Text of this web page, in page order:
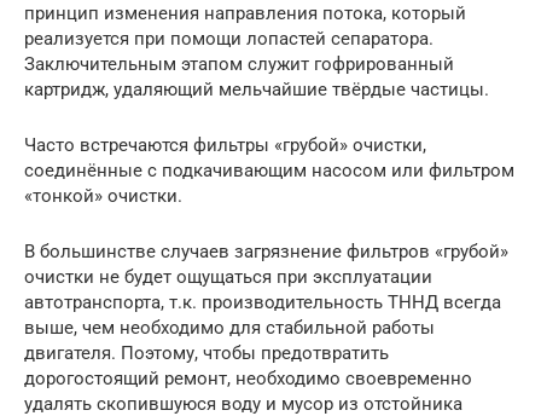
принцип изменения направления потока, который
реализуется при помощи лопастей сепаратора.
Заключительным этапом служит гофрированный
картридж, удаляющий мельчайшие твёрдые частицы.
Часто встречаются фильтры «грубой» очистки,
соединённые с подкачивающим насосом или фильтром
«тонкой» очистки.
В большинстве случаев загрязнение фильтров «грубой»
очистки не будет ощущаться при эксплуатации
автотранспорта, т.к. производительность ТННД всегда
выше, чем необходимо для стабильной работы
двигателя. Поэтому, чтобы предотвратить
дорогостоящий ремонт, необходимо своевременно
удалять скопившуюся воду и мусор из отстойника